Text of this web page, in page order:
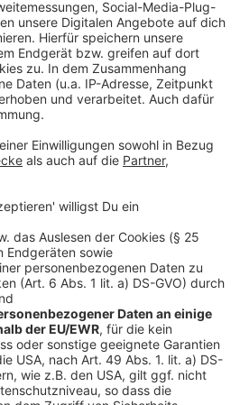
Usercentrics Consent
Platform
führt eigentlich eine
perfekten Familie. Eigentlich!
will Gerechtigkeit.
Und - sie will den politischen